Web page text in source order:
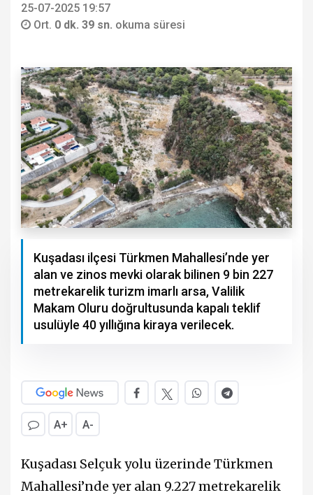
25-07-2025 19:57
Ort. 0 dk. 39 sn. okuma süresi
Kuşadası ilçesi Türkmen Mahallesi’nde yer
alan ve zinos mevki olarak bilinen 9 bin 227
metrekarelik turizm imarlı arsa, Valilik
Makam Oluru doğrultusunda kapalı teklif
usulüyle 40 yıllığına kiraya verilecek.
A+ A-
Kuşadası Selçuk yolu üzerinde Türkmen
Mahallesi’nde yer alan 9.227 metrekarelik